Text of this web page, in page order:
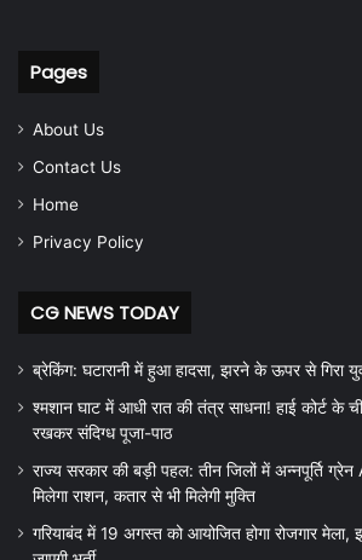
Pages
About Us
Contact Us
Home
Privacy Policy
CG NEWS TODAY
ब्रेकिंग: घटारानी में हुआ हादसा, झरने के ऊपर से गिरा
श्मशान घाट में आधी रात की तंत्र साधना! हाई कोर्ट के
रखकर संदिग्ध पूजा-पाठ
राज्य सरकार की बड़ी पहल: तीन जिलों में अन्नपूर्ति
मिलेगा राशन, कतार से भी मिलेगी मुक्ति
गरियाबंद में 19 अगस्त को आयोजित होगा रोजगार मेला,